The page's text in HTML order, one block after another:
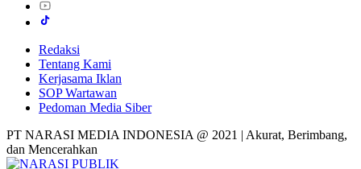
Redaksi
Tentang Kami
Kerjasama Iklan
SOP Wartawan
Pedoman Media Siber
PT NARASI MEDIA INDONESIA @ 2021 | Akurat, Berimbang,
dan Mencerahkan